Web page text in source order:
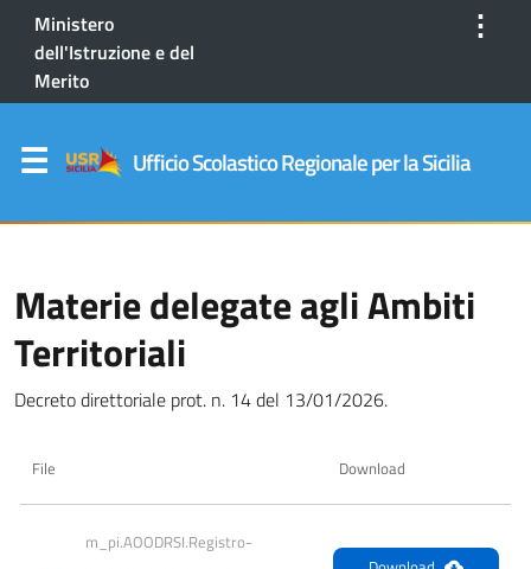
Ministero
dell'Istruzione e del
Merito
⋮
Ufficio Scolastico Regionale per la Sicilia
Materie delegate agli Ambiti
Territoriali
Decreto direttoriale prot. n. 14 del 13/01/2026.
File Download
m_pi.AOODRSI.Registro-